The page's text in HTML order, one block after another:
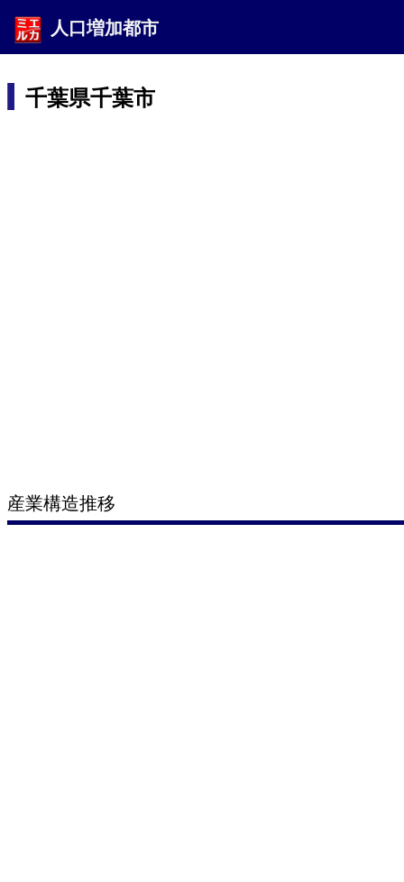
人口増加都市
千葉県千葉市
産業構造推移